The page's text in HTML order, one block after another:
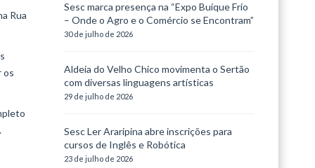
Rua
os
Sesc marca presença na “Expo Buíque Frio
– Onde o Agro e o Comércio se Encontram”
30 de julho de 2026
Aldeia do Velho Chico movimenta o Sertão
com diversas linguagens artísticas
29 de julho de 2026
Sesc Ler Araripina abre inscrições para
cursos de Inglês e Robótica
23 de julho de 2026